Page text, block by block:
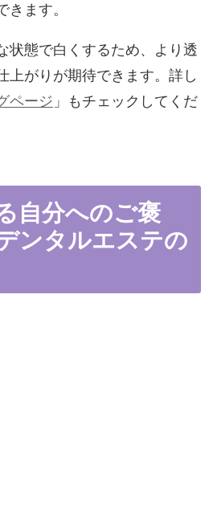
きます。
状態で白くするため、より透
上がりが期待できます。詳し
ページ 」もチェックしてくだ
自分へのご褒
ンタルエステの